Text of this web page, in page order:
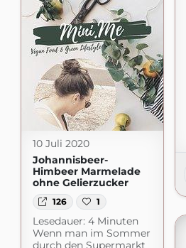
10 Juli 2020
Johannisbeer-
Himbeer Marmelade
ohne Gelierzucker
126 1
Lesedauer: 4 Minuten
Wenn man im Sommer
durch den Supermarkt